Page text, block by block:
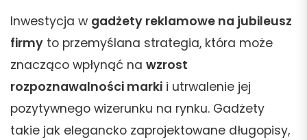
Inwestycja w gadżety reklamowe na jubileusz
firmy to przemyślana strategia, która może
znacząco wpłynąć na wzrost
rozpoznawalności marki i utrwalenie jej
pozytywnego wizerunku na rynku. Gadżety
takie jak elegancko zaprojektowane długopisy,